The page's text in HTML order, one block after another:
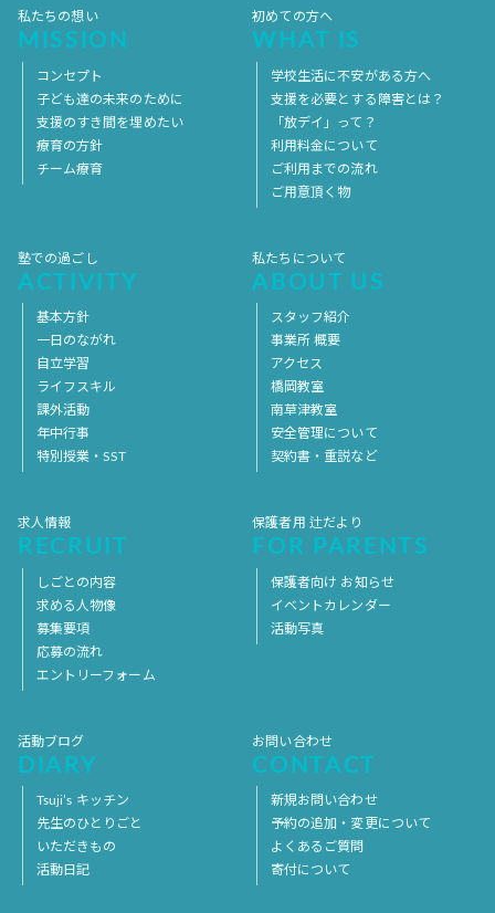
私たちの想い
MISSION
コンセプト
子ども達の未来のために
支援のすき間を埋めたい
療育の方針
チーム療育
初めての方へ
WHAT IS
学校生活に不安がある方へ
支援を必要とする障害とは？
「放デイ」って？
利用料金について
ご利用までの流れ
ご用意頂く物
塾での過ごし
ACTIVITY
基本方針
一日のながれ
自立学習
ライフスキル
課外活動
年中行事
特別授業・SST
私たちについて
ABOUT US
スタッフ紹介
事業所 概要
アクセス
橋岡教室
南草津教室
安全管理について
契約書・重説など
求人情報
RECRUIT
しごとの内容
求める人物像
募集要項
応募の流れ
エントリーフォーム
保護者用 辻だより
FOR PARENTS
保護者向け お知らせ
イベントカレンダー
活動写真
活動ブログ
DIARY
Tsuji’s キッチン
先生のひとりごと
いただきもの
活動日記
お問い合わせ
CONTACT
新規お問い合わせ
予約の追加・変更について
よくあるご質問
寄付について